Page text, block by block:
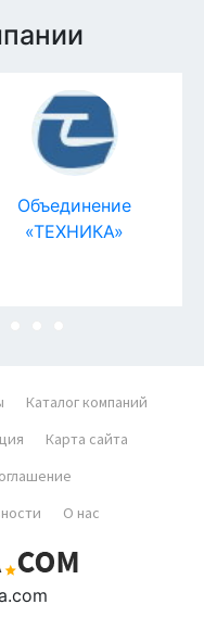
Объединение
«ТЕХНИКА»
Каталог компаний
Карта сайта
О нас